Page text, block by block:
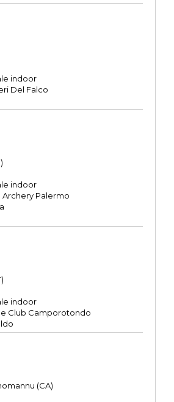
indoor
Del Falco
indoor
Palermo
indoor
Club Camporotondo
(CA)